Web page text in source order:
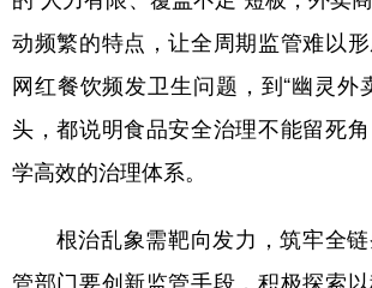
辽宁 吉林 上海
浙江 安徽 福建
山东 河南 湖北
四川 贵州 云南
动频繁的特点，让全周期监管难以
网红餐饮频发卫生问题，到“幽灵外
头，都说明食品安全治理不能留死
学高效的治理体系。
根治乱象需靶向发力，筑牢全链
管部门要创新监管手段，积极探索